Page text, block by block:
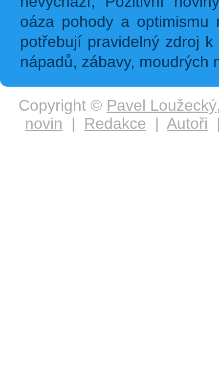
oáza pohody a
potřebují pravidelný zdroj
nápadů, zábavy, moudrých
Copyright © Pavel Loužecký
novin | Redakce | Autoři